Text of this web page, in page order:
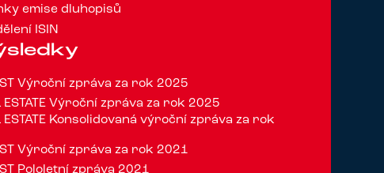
emise dluhopisů
ISIN
Výroční zpráva za rok 2025
ESTATE Výroční zpráva za rok 2025
ESTATE Konsolidovaná výroční zpráva za rok
Výroční zpráva za rok 2021
Pololetní zpráva 2021